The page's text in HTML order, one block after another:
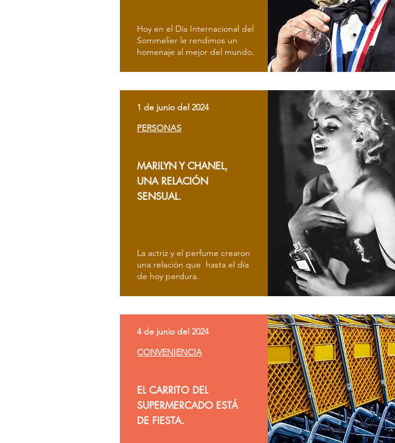
Hoy en el Día Internacional del
Sommelier le rendimos un
homenaje al mejor del mundo.
1 de junio del 2024
PERSONAS
MARILYN Y CHANEL,
UNA RELACIÓN
SENSUAL.
La actriz y el perfume crearon
una relación que hasta el día
de hoy perdura.
4 de junio del 2024
CONVENIENCIA
EL CARRITO DEL
SUPERMERCADO ESTÁ
DE FIESTA.